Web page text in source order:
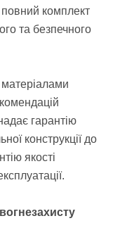
повний комплект
та безпечного
матеріалами
гарантію
конструкції до
якості